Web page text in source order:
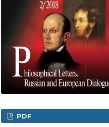
PDF